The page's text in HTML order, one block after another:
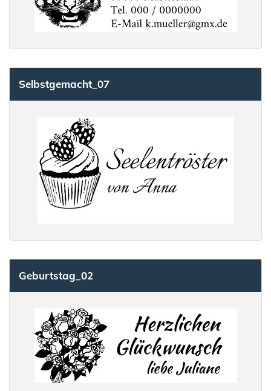
Selbstgemacht_07
Geburtstag_02